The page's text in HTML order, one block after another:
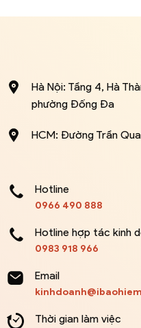
Hà Nội: Tầng 4, Hà
phường Đống Đa
HCM: Đường Trần
Hotline
0966 490 888
Hotline hợp tác kinh
0983 918 966
Email
Thời gian làm việc